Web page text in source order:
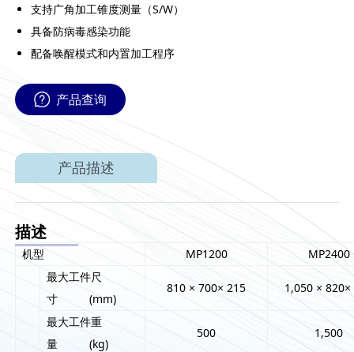
支持广角加工锥度测量（S/W）
具备防病毒感染功能
配备唤醒模式和内置加工程序
产品查询
产品描述
描述
机型 MP1200 MP2400
最大工件尺
寸 (mm)
810 × 700× 215 1,050 ×
最大工件重
量 (kg)
500 1,500